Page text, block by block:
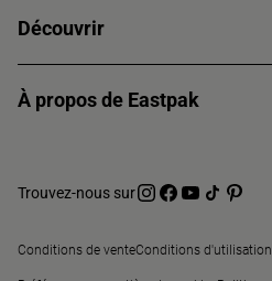
Découvrir
À propos de Eastpak
Trouvez-nous sur
Conditions de venteConditions d'utilisation